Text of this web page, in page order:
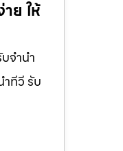
ย ให้
จํานํา
าทีวี รับ